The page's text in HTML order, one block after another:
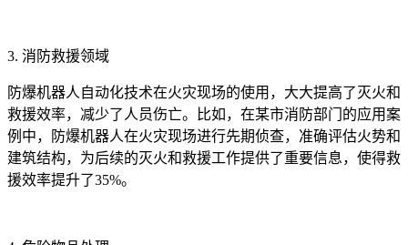
3. 消防救援领域
防爆机器人自动化技术在火灾现场的使用，大大提高了灭火和
救援效率，减少了人员伤亡。比如，在某市消防部门的应用案
例中，防爆机器人在火灾现场进行先期侦查，准确评估火势和
建筑结构，为后续的灭火和救援工作提供了重要信息，使得救
援效率提升了35%。